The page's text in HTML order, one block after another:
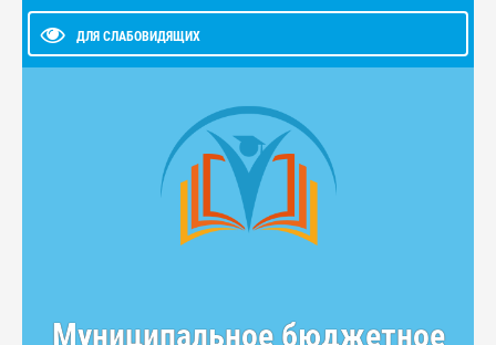
ДЛЯ СЛАБОВИДЯЩИХ
Муниципальное бюджетное